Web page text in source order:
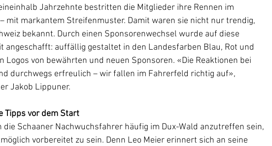
Jahrzehnte bestritten die Mitglieder ihre Rennen im
mit markantem Streifenmuster. Damit waren sie nicht nur trendig,
bekannt. Durch einen Sponsorenwechsel wurde auf diese
angeschafft: auffällig gestaltet in den Landesfarben Blau, Rot und
Logos von bewährten und neuen Sponsoren. «Die Reaktionen bei
durchwegs erfreulich – wir fallen im Fahrerfeld richtig auf»,
Jakob Lippuner.
Tipps vor dem Start
die Schaaner Nachwuchsfahrer häufig im Dux-Wald anzutreffen sein,
vorbereitet zu sein. Denn Leo Meier erinnert sich an seine